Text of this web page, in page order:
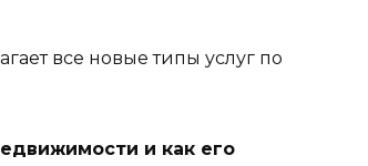
все новые типы услуг по
и как его